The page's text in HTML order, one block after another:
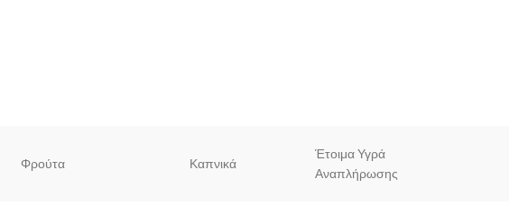
Φρούτα Καπνικά
Έτοιμα Υγρά
Αναπλήρωσης